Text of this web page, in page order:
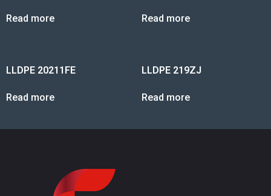
Read more Read more
LLDPE 20211FE
Read more
LLDPE 219ZJ
Read more